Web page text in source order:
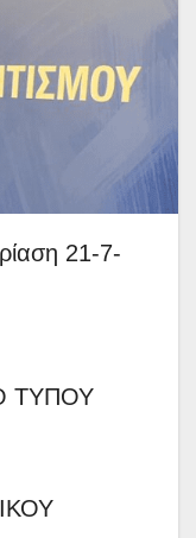
21-7-
ΤΥΠΟΥ